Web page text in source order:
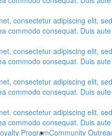
consectetur adipiscing elit,
commodo consequat. Duis
consectetur adipiscing elit,
commodo consequat. Duis
consectetur adipiscing elit,
commodo consequat. Duis
consectetur adipiscing elit,
commodo consequat. Duis
ProgramCommunity